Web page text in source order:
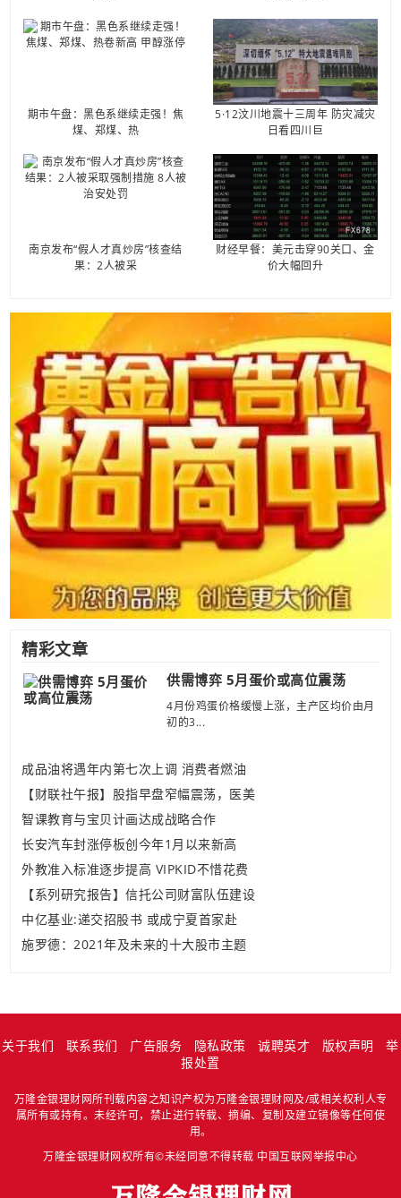
期市午盘：黑色系继续走强！焦
煤、郑煤、热
5·12汶川地震十三周年 防灾减灾
日看四川巨
南京发布“假人才真炒房”核查结
果：2人被采
财经早餐：美元击穿90关口、金
价大幅回升
精彩文章
供需博弈 5月蛋价或高位震荡
4月份鸡蛋价格缓慢上涨，主产区均价由月
初的3...
成品油将遇年内第七次上调 消费者燃油
【财联社午报】股指早盘窄幅震荡，医美
智课教育与宝贝计画达成战略合作
长安汽车封涨停板创今年1月以来新高
外教准入标准逐步提高 VIPKID不惜花费
【系列研究报告】信托公司财富队伍建设
中亿基业:递交招股书 或成宁夏首家赴
施罗德：2021年及未来的十大股市主题
关于我们 联系我们 广告服务 隐私政策 诚聘英才 版权声明
举
报处置
万隆金银理财网所刊载内容之知识产权为万隆金银理财网及/或相关权利人专
属所有或持有。未经许可，禁止进行转载、摘编、复制及建立镜像等任何使
用。
万隆金银理财网权所有©未经同意不得转载 中国互联网举报中心